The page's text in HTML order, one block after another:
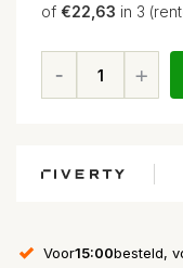
of €22,63 in 3
Voor15:00besteld,